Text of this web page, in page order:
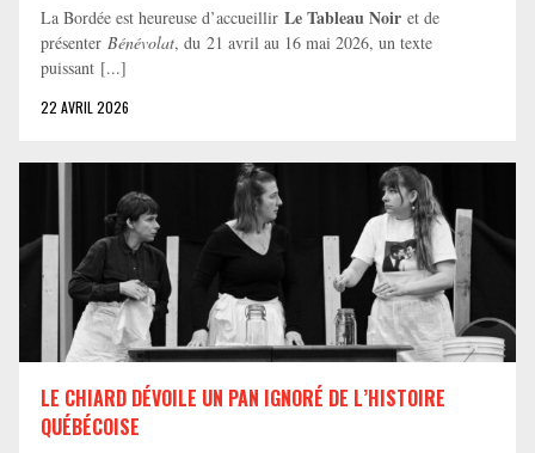
La Bordée est heureuse d’accueillir Le Tableau Noir et de
présenter Bénévolat, du 21 avril au 16 mai 2026, un texte
puissant [...]
22 AVRIL 2026
LE CHIARD DÉVOILE UN PAN IGNORÉ DE L’HISTOIRE
QUÉBÉCOISE